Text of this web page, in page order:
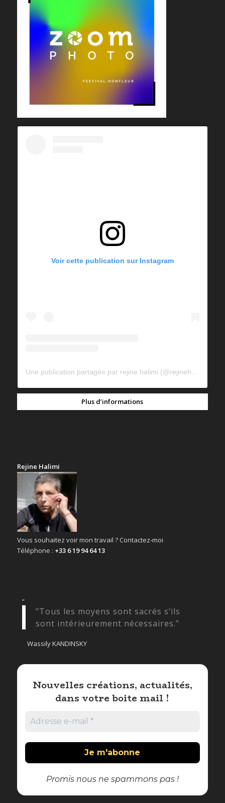
Voir cette publication sur Instagram
Plus d’informations
Rejine Halimi
Vous souhaitez voir mon travail ? Contactez-moi
Téléphone : +33 6 19 94 64 13
“
"Tous les moyens sont sacrés s’ils
sont intérieurement nécessaires.”
Wassily KANDINSKY
Nouvelles créations, actualités,
dans votre boite mail !
Promis nous ne spammons pas !